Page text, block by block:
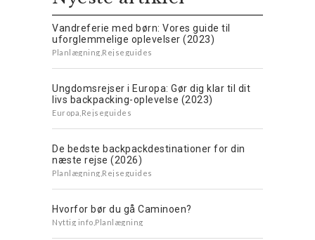
Vandreferie med børn: Vores guide til
uforglemmelige oplevelser (2023)
Planlægning Rejseguides
Ungdomsrejser i Europa: Gør dig klar til dit
livs backpacking-oplevelse (2023)
Europa Rejseguides
De bedste backpackdestinationer for din
næste rejse (2026)
Planlægning Rejseguides
Hvorfor bør du gå Caminoen?
Nyttig info Planlægning